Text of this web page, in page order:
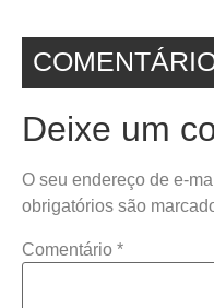
Deixe um
O seu endereço de e-
obrigatórios são
Comentário *